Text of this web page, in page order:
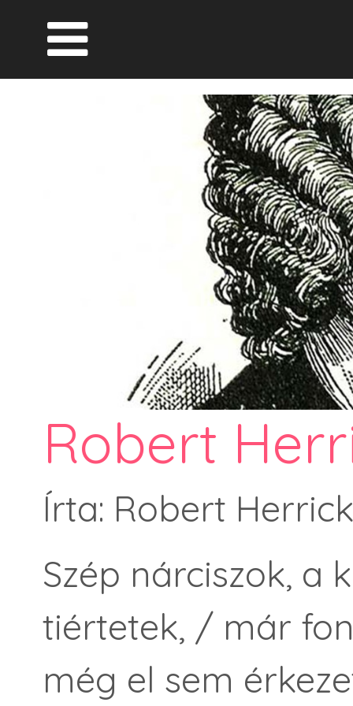
Robert
Írta: Robert Herrick
Szép nárciszok, a
tiértetek, / már
még el sem